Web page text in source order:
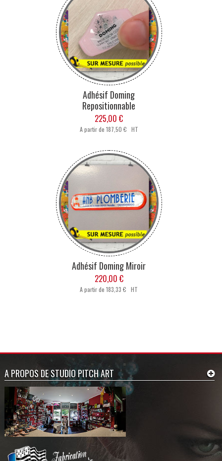
Adhésif Doming
Repositionnable
225,00 €
A partir de 187,50 € HT
Adhésif Doming Miroir
220,00 €
A partir de183,33 € HT
A PROPOS DE STUDIO PITCH ART